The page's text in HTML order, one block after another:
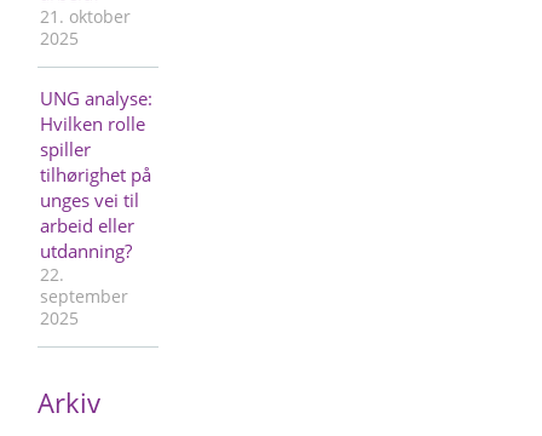
21. oktober
2025
UNG analyse:
Hvilken rolle
spiller
tilhørighet på
unges vei til
arbeid eller
utdanning?
22.
september
2025
Arkiv